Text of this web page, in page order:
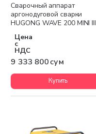
Сварочный аппарат
аргонодуговой сварки
HUGONG WAVE 200 MINI III
Цена
с
НДС
9 333 800 сум
Купить